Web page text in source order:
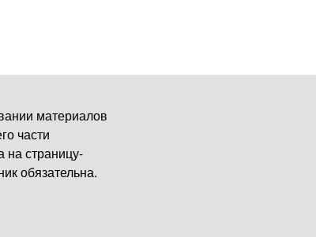
материалов
части
на страницу-
обязательна.